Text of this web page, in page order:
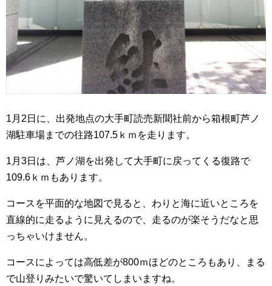
1月2日に、出発地点の大手町読売新聞社前から箱根町芦ノ
湖駐車場までの往路107.5ｋｍを走ります。
1月3日は、芦ノ湖を出発して大手町に戻ってくる復路で
109.6ｋｍもあります。
コースを平面的な地図で見ると、わりと海に近いところを
直線的に走るように見えるので、走るのが楽そうだなと思
っちゃいけません。
コースによっては高低差が800ｍほどのところもあり、まる
で山登りみたいで驚いてしまいますね。